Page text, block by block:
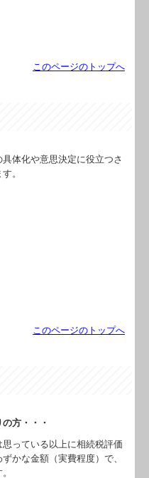
このページのトップへ
体化や意思決定に役立つさ
。
このページのトップへ
方・・・
っている以上に相続税評価
かな金額（実費程度）で、